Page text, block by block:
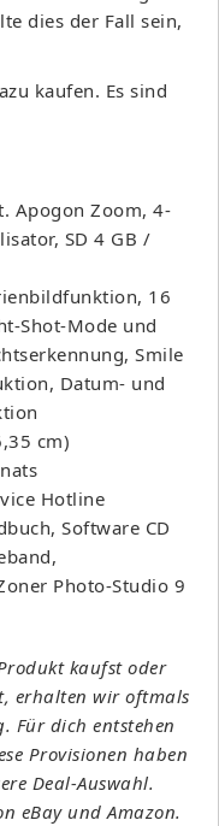
dies der Fall sein,
kaufen. Es sind
Apogon Zoom, 4-
SD 4 GB /
16
Shot-Mode und
Smile
Datum- und
cm)
Hotline
Software CD
Photo-Studio 9
kaufst oder
erhalten wir oftmals
Für dich entstehen
Provisionen haben
Deal-Auswahl.
eBay und Amazon.